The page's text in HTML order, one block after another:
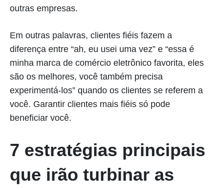
outras empresas.
Em outras palavras, clientes fiéis fazem a
diferença entre “ah, eu usei uma vez” e “essa é
minha marca de comércio eletrônico favorita, eles
são os melhores, você também precisa
experimentá-los” quando os clientes se referem a
você. Garantir clientes mais fiéis só pode
beneficiar você.
7 estratégias principais
que irão turbinar as